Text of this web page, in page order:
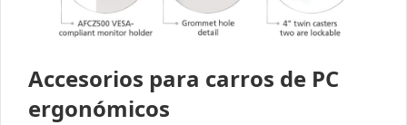
Accesorios para carros de PC
ergonómicos